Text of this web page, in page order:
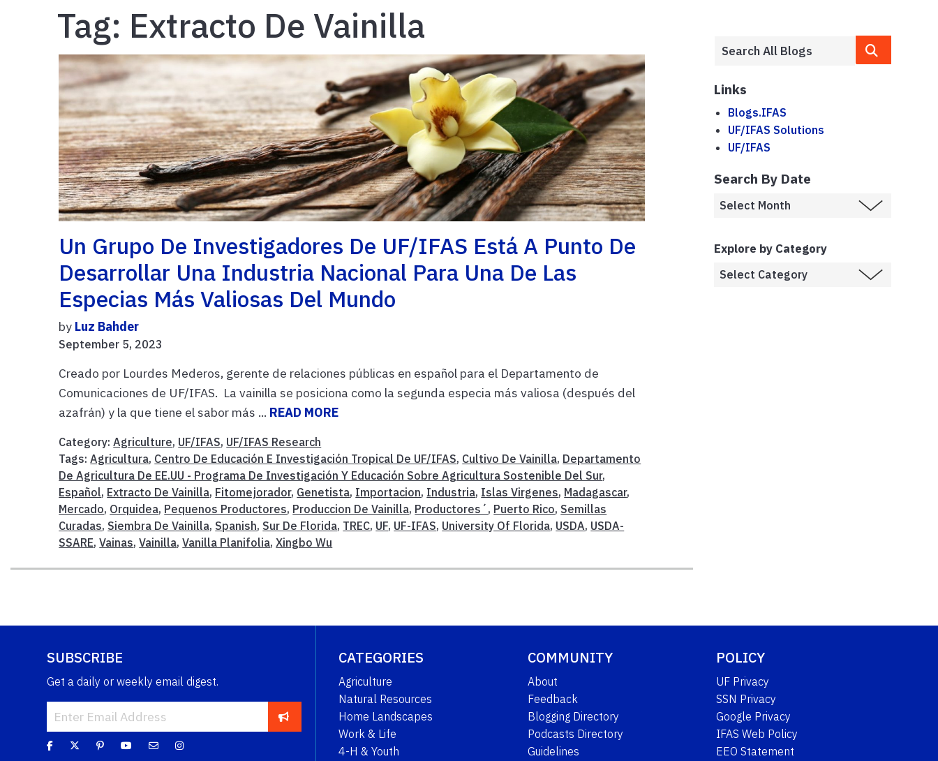
Tag: Extracto De Vainilla
Un Grupo De Investigadores De UF/IFAS Está A Punto De
Desarrollar Una Industria Nacional Para Una De Las
Especias Más Valiosas Del Mundo
by Luz Bahder
September 5, 2023
Creado por Lourdes Mederos, gerente de relaciones públicas en español para el Departamento de
Comunicaciones de UF/IFAS. La vainilla se posiciona como la segunda especia más valiosa (después del
azafrán) y la que tiene el sabor más ... READ MORE
Category:Agriculture, UF/IFAS, UF/IFAS Research
Tags:Agricultura, Centro De Educación E Investigación Tropical De UF/IFAS, Cultivo De Vainilla, Departamento
De Agricultura De EE.UU - Programa De Investigación Y Educación Sobre Agricultura Sostenible Del Sur,
Español, Extracto De Vainilla, Fitomejorador, Genetista, Importacion, Industria, Islas Virgenes, Madagascar,
Mercado, Orquidea, Pequenos Productores, Produccion De Vainilla, Productores´ , Puerto Rico, Semillas
Curadas, Siembra De Vainilla, Spanish, Sur De Florida, TREC, UF, UF-IFAS, University Of Florida, USDA, USDA-
SSARE,Vainas,Vainilla,Vanilla Planifolia,Xingbo Wu
Links
Blogs.IFAS
UF/IFAS Solutions
UF/IFAS
Search By Date
Explore by Category
SUBSCRIBE
Get a daily or weekly email digest.
CATEGORIES
Agriculture
Natural Resources
Home Landscapes
Work & Life
4-H & Youth
COMMUNITY
About
Feedback
Blogging Directory
Podcasts Directory
Guidelines
POLICY
UF Privacy
SSN Privacy
Google Privacy
IFAS Web Policy
EEO Statement